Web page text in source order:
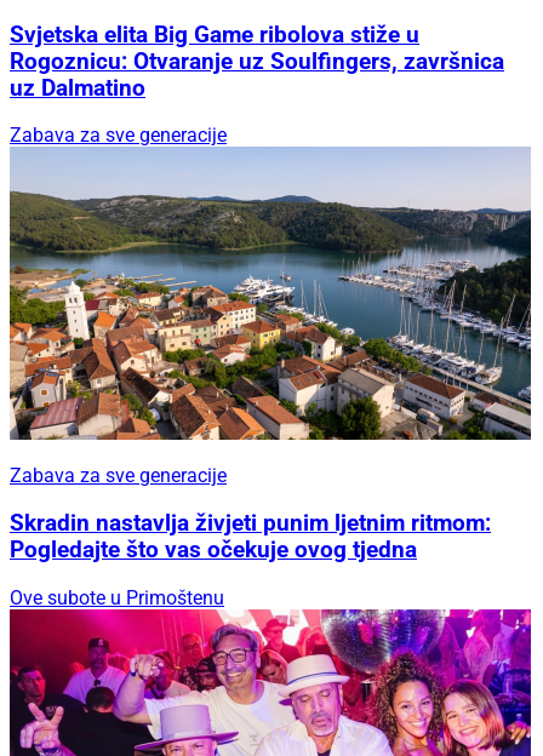
Svjetska elita Big Game ribolova stiže u
Rogoznicu: Otvaranje uz Soulfingers, završnica
uz Dalmatino
Zabava za sve generacije
Zabava za sve generacije
Skradin nastavlja živjeti punim ljetnim ritmom:
Pogledajte što vas očekuje ovog tjedna
Ove subote u Primoštenu